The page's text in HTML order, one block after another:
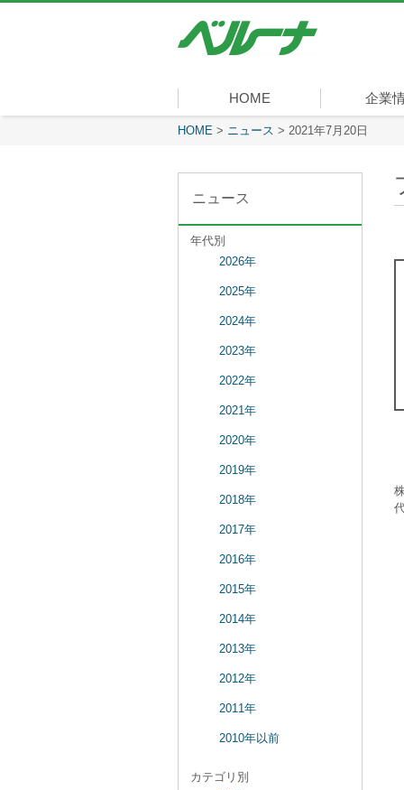
式
ベ
ル
ー
HOME 企業
社長メッセ
会社概要
経営理念
沿革
組織図
事業内容
役員一覧
所在地
現在表示しているページ
HOME > ニュース > 2021年7月20日
ニュース
年代別
2026年
2025年
2024年
2023年
2022年
2021年
2020年
2019年
2018年
2017年
2016年
2015年
2014年
2013年
2012年
2011年
2010年以前
カテゴリ別